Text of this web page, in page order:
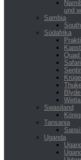
und
Sambia
Südafrika
Swasiland
Tansania
Uganda